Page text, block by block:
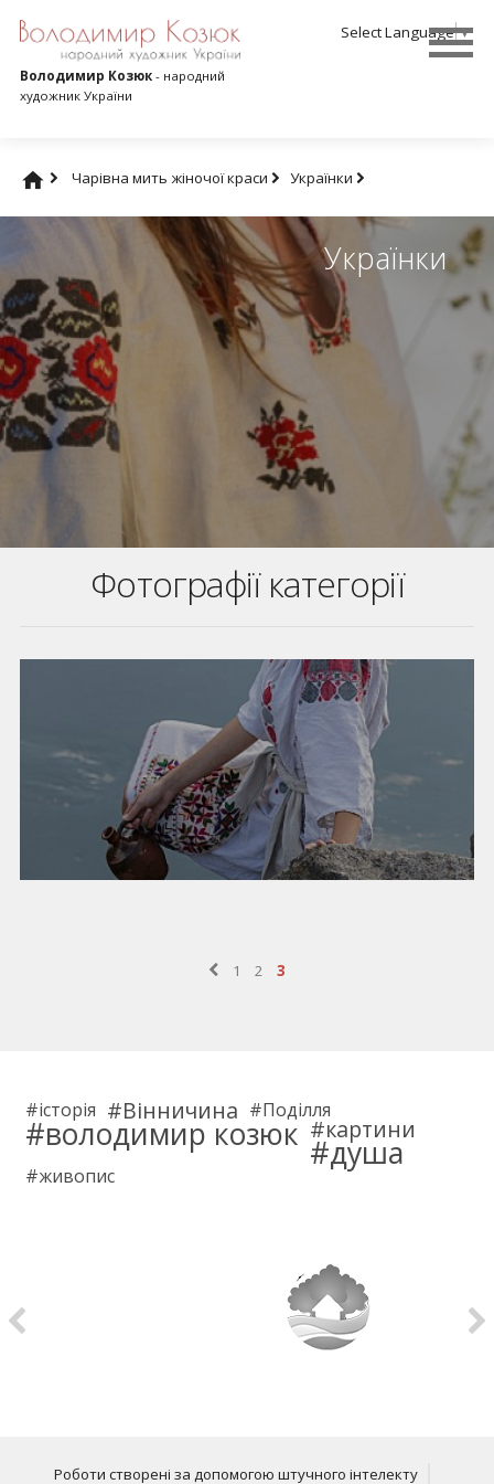
Select Language▼
Володимир Козюк- народний
художник України
Чарівна мить жіночої краси Українки
Українки
Фотографії категорії
1 2 3
історія Вінничина Поділля
володимир козюк картини
душа
живопис
Роботи створені за допомогою штучного інтелекту